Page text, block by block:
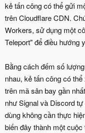
kẻ tấn công có thể gửi
trên Cloudflare CDN.
Workers, sử dụng một
Teleport" để điều hướng
Bằng cách đếm số
nhau, kẻ tấn công có
trên mã sân bay gần
như Signal và Discord
dùng không cần thực
biến đây thành một